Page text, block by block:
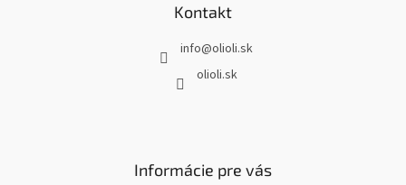
Kontakt
info@olioli.sk
olioli.sk
Informácie pre vás